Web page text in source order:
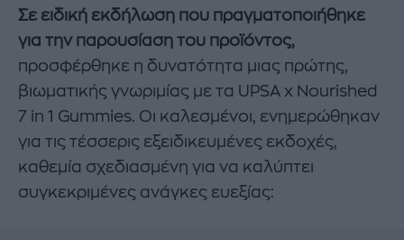
Σε ειδική εκδήλωση που πραγματοποιήθηκε
για την παρουσίαση του προϊόντος,
προσφέρθηκε η δυνατότητα μιας πρώτης,
βιωματικής γνωριμίας με τα UPSA x Nourished
7 in 1 Gummies. Οι καλεσμένοι, ενημερώθηκαν
για τις τέσσερις εξειδικευμένες εκδοχές,
καθεμία σχεδιασμένη για να καλύπτει
συγκεκριμένες ανάγκες ευεξίας:​